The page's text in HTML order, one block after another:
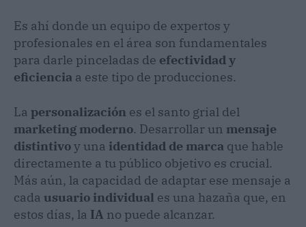
Es ahí donde un equipo de expertos y
profesionales en el área son fundamentales
para darle pinceladas de efectividad y
eficiencia a este tipo de producciones.
La personalización es el santo grial del
marketing moderno. Desarrollar un mensaje
distintivoy una identidad de marca que hable
directamente a tu público objetivo es crucial.
Más aún, la capacidad de adaptar ese mensaje a
cada usuario individual es una hazaña que, en
estos días, la IA no puede alcanzar.